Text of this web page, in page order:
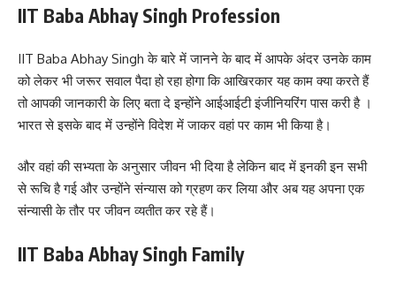
IIT Baba Abhay Singh Profession
IIT Baba Abhay Singh के बारे में जानने के बाद में आपके अंदर उनके काम
को लेकर भी जरूर सवाल पैदा हो रहा होगा कि आखिरकार यह काम क्या करते हैं
तो आपकी जानकारी के लिए बता दे इन्होंने आईआईटी इंजीनियरिंग पास करी है ।
भारत से इसके बाद में उन्होंने विदेश में जाकर वहां पर काम भी किया है।
और वहां की सभ्यता के अनुसार जीवन भी दिया है लेकिन बाद में इनकी इन सभी
से रूचि है गई और उन्होंने संन्यास को ग्रहण कर लिया और अब यह अपना एक
संन्यासी के तौर पर जीवन व्यतीत कर रहे हैं।
IIT Baba Abhay Singh Family